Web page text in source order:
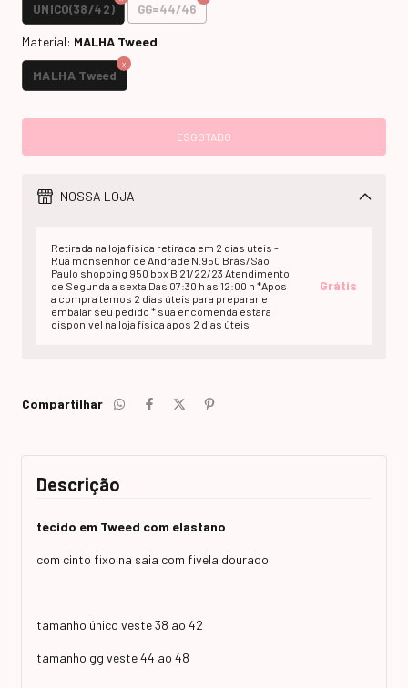
UNICO(38/42) GG=44/46
Material: MALHA Tweed
MALHA Tweed
NOSSA LOJA
Retirada na loja fisica retirada em 2 dias uteis -
Rua monsenhor de Andrade N.950 Brás/São
Paulo shopping 950 box B 21/22/23 Atendimento
de Segunda a sexta Das 07:30 h as 12:00 h *Apos
a compra temos 2 dias úteis para preparar e
embalar seu pedido * sua encomenda estara
disponivel na loja fisica apos 2 dias úteis
Grátis
Compartilhar
Descrição
tecido em Tweed com elastano
com cinto fixo na saia com fivela dourado
tamanho único veste 38 ao 42
tamanho gg veste 44 ao 48